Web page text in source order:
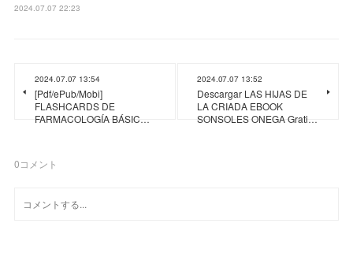
2024.07.07 22:23
2024.07.07 13:54
[Pdf/ePub/Mobi]
FLASHCARDS DE
FARMACOLOGÍA BÁSIC…
2024.07.07 13:52
Descargar LAS HIJAS DE
LA CRIADA EBOOK
SONSOLES ONEGA Grati…
0コメント